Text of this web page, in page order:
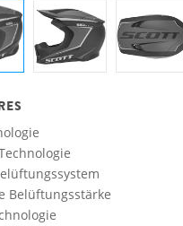
Belüftungsstärke